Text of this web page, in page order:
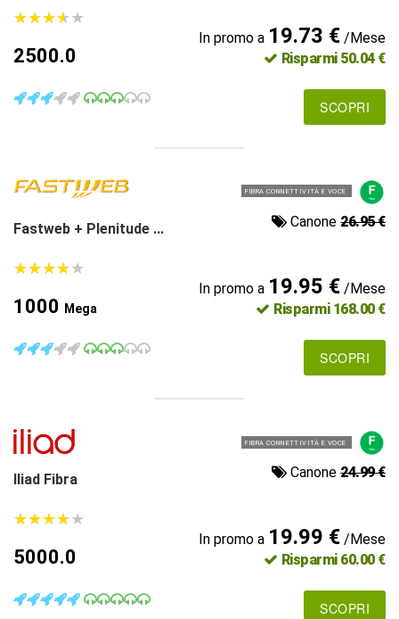
★★★★★
★★★★★
2500.0
In promo a 19.73 €/Mese
Risparmi 50.04 €
SCOPRI
FIBRA CONNETTIVITÀ E VOCE
Fastweb + Plenitude ... Canone26.95 €
★★★★★
★★★★★
1000 Mega
In promo a 19.95 €/Mese
Risparmi 168.00 €
SCOPRI
FIBRA CONNETTIVITÀ E VOCE
Iliad Fibra Canone24.99 €
★★★★★
★★★★★
5000.0
In promo a 19.99 €/Mese
Risparmi 60.00 €
SCOPRI